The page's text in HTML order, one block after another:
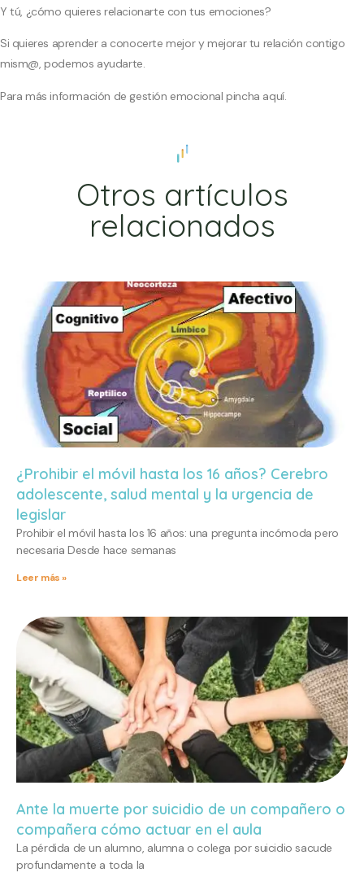
Y tú, ¿cómo quieres relacionarte con tus emociones?
Si quieres aprender a conocerte mejor y mejorar tu relación contigo
mism@, podemos ayudarte.
Para más información de gestión emocionalpincha aquí.
Otros artículos
relacionados
¿Prohibir el móvil hasta los 16 años? Cerebro
adolescente, salud mental y la urgencia de
legislar
Prohibir el móvil hasta los 16 años: una pregunta incómoda pero
necesaria Desde hace semanas
Leer más »
Ante la muerte por suicidio de un compañero o
compañera cómo actuar en el aula
La pérdida de un alumno, alumna o colega por suicidio sacude
profundamente a toda la